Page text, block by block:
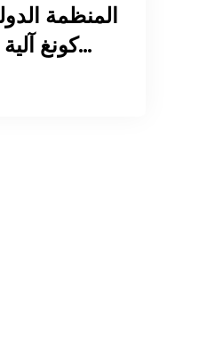
المنظمة
كونغ